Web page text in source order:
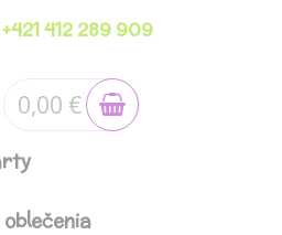
412 289 909
0,00 €